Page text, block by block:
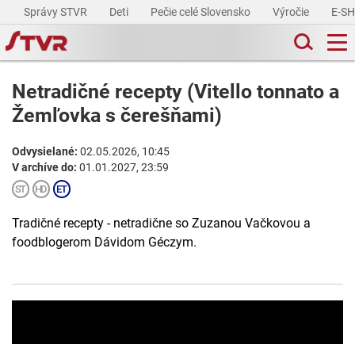
Správy STVR Deti Pečie celé Slovensko Výročie E-
Netradičné recepty (Vitello tonnato a
Žemľovka s čerešňami)
Odvysielané: 02.05.2026, 10:45
V archíve do: 01.01.2027, 23:59
Tradičné recepty - netradične so Zuzanou Vačkovou a
foodblogerom Dávidom Géczym.